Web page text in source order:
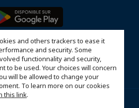
and others trackers to ease it
and security. Some
functionnality and security,
to be used. Your choices will concern
will be allowed to change your
To learn more on our cookies
this link.